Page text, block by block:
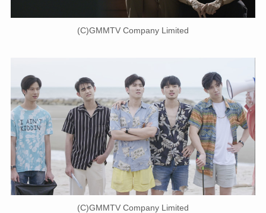
(C)GMMTV Company Limited
(C)GMMTV Company Limited